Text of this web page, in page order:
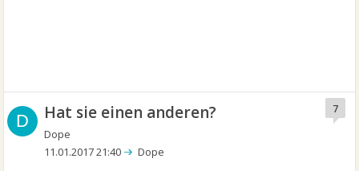
D Hat sie einen anderen?
Dope
7
11.01.2017 21:40 Dope